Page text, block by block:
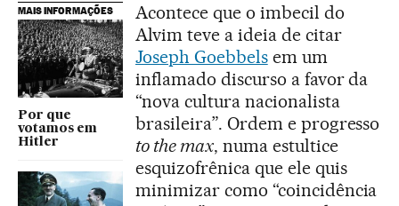
MAIS INFORMAÇÕES
Por que
votamos em
Hitler
Acontece que o imbecil do
Alvim teve a ideia de citar
Joseph Goebbelsem um
inflamado discurso a favor da
“nova cultura nacionalista
brasileira”. Ordem e progresso
to the max, numa estultice
esquizofrênica que ele quis
minimizar como “coincidência